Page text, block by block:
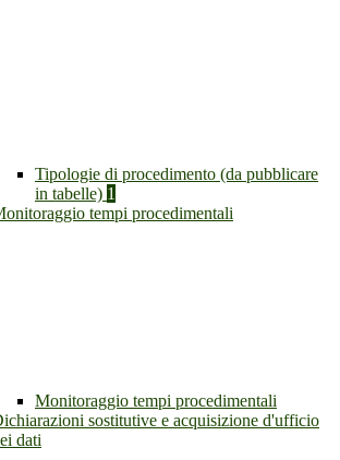
Tipologie di procedimento (da pubblicare
in tabelle) 1
tempi procedimentali
Monitoraggio tempi procedimentali
sostitutive e acquisizione d'ufficio
dati